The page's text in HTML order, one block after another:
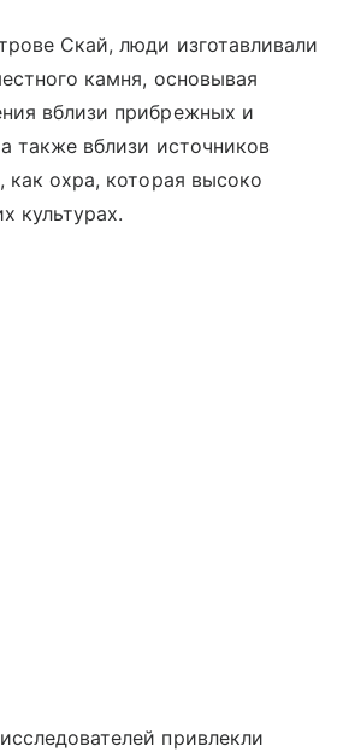
Скай, люди изготавливали
камня, основывая
вблизи прибрежных и
также вблизи источников
как охра, которая высоко
культурах.
привлекли